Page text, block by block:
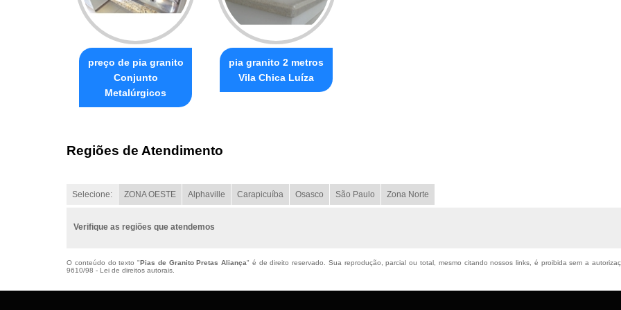
preço de pia granito
Conjunto
Metalúrgicos
pia granito 2 metros
Vila Chica Luíza
Regiões de Atendimento
Selecione: ZONA OESTE Alphaville Carapicuíba Osasco São Paulo Zona Norte
Verifique as regiões que atendemos
O conteúdo do texto "Pias de Granito Pretas Aliança" é de direito reservado. Sua reprodução, parcial ou total, mesmo citando nossos links, é proibida sem a
9610/98 - Lei de direitos autorais